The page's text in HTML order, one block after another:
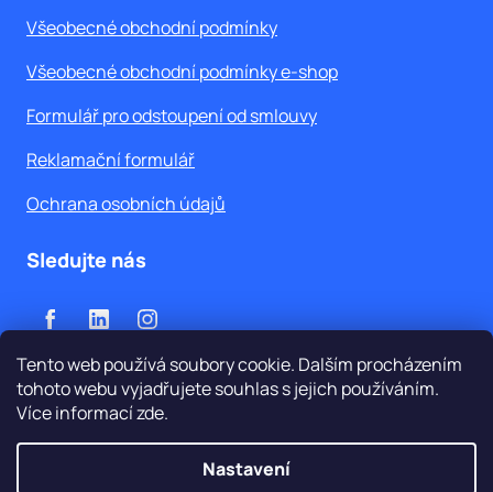
Tento web používá soubory cookie. Dalším procházením
tohoto webu vyjadřujete souhlas s jejich používáním.
Více informacízde.
Nastavení
Všeobecné obchodní podmínky
Všeobecné obchodní podmínky e-shop
Formulář pro odstoupení od smlouvy
Reklamační formulář
Ochrana osobních údajů
Sledujte nás
Vytvořil Shoptet